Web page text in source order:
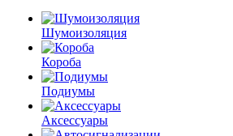
Шумоизоляция
Короба
Подиумы
Аксессуары